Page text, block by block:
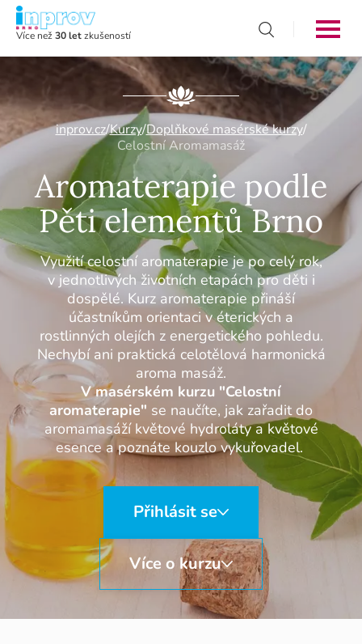
Více než30 letzkušeností
inprov.cz/Kurzy/Doplňkové masérské kurzy/
Celostní Aromamasáž
Aromaterapie podle
Pěti elementů Brno
Využití celostní aromaterapie je po celý rok,
v jednotlivých životních etapách pro děti i
dospělé. Kurz aromaterapie přináší
účastníkům orientaci v éterických a
rostlinných olejích z energetického pohledu.
Nechybí ani praktická celotělová harmonická
aroma masáž.
V masérském kurzu "Celostní
aromaterapie" se naučíte, jak zařadit do
aromamasáží květové hydroláty a květové
esence a poznáte kouzlo vykuřovadel.
Přihlásit se
Více o kurzu